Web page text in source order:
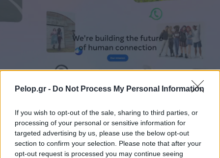
Pelop.gr - Do Not Process My Personal Information
If you wish to opt-out of the sale, sharing to third parties, or
processing of your personal or sensitive information for
targeted advertising by us, please use the below opt-out
section to confirm your selection. Please note that after your
opt-out request is processed you may continue seeing
Η Meta παραδέχεται παραβίαση από AI μοντέλο της